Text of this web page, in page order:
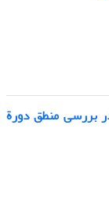
بررسی منطق دورة